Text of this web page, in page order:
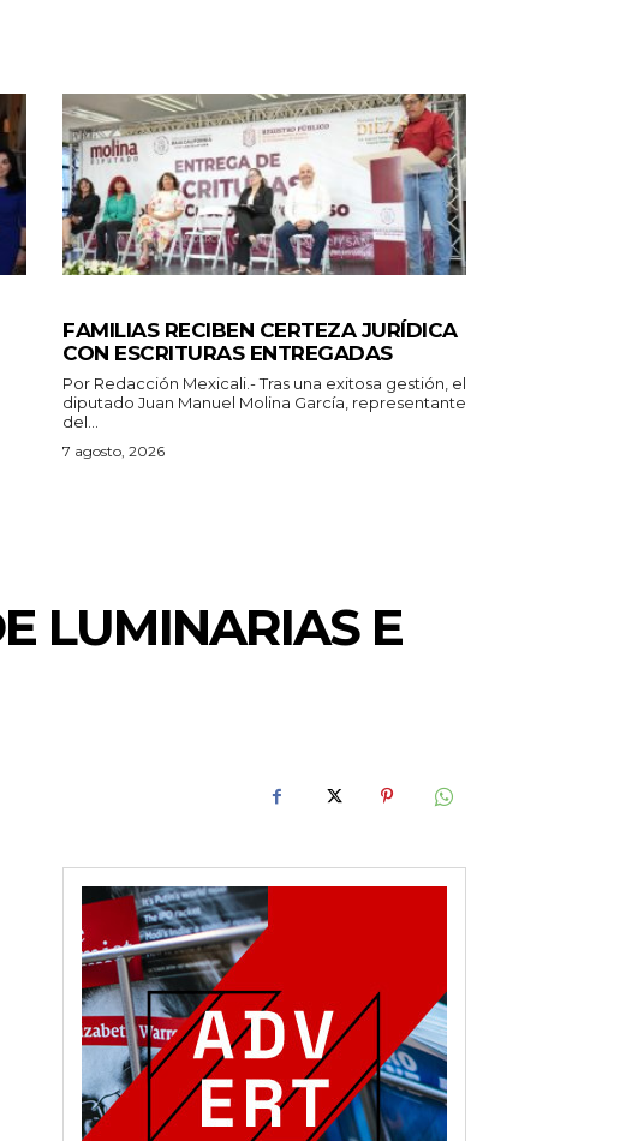
FAMILIAS RECIBEN CERTEZA JURÍDICA
CON ESCRITURAS ENTREGADAS
Por Redacción Mexicali.- Tras una exitosa gestión, el
diputado Juan Manuel Molina García, representante
del...
7 agosto, 2026